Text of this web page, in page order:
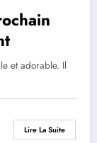
et adorable. Il
Lire La Suite